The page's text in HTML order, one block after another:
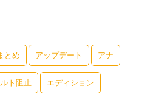
とめ アップデート アナ
ト阻止 エディション